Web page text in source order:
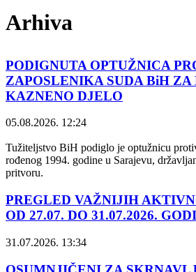
Arhiva
PODIGNUTA OPTUŽNICA
ZAPOSLENIKA SUDA BiH
KAZNENO DJELO
05.08.2026. 12:24
Tužiteljstvo BiH podiglo je optužnicu
rođenog 1994. godine u Sarajevu,
pritvoru.
PREGLED VAŽNIJIH
OD 27.07. DO 31.07.2026.
31.07.2026. 13:34